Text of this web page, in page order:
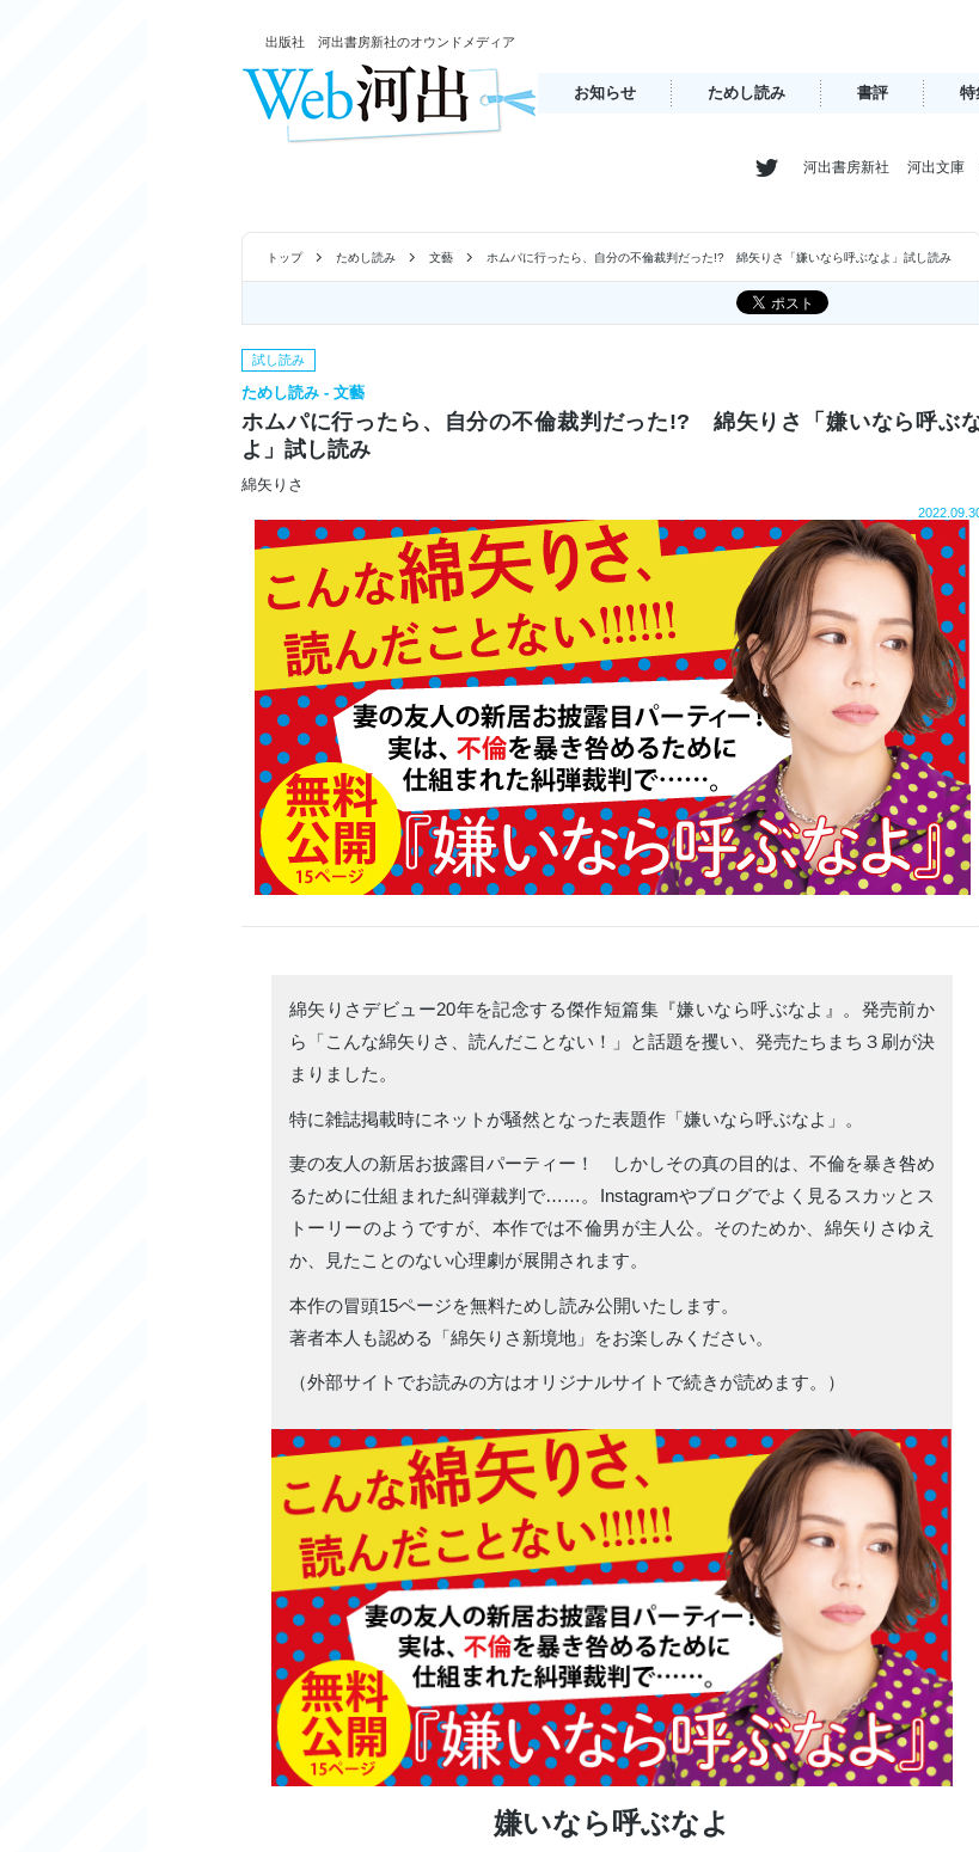
出版社 河出書房新社のオウンドメディア
お知らせ ためし読み 書評 特
河出書房新社 河出文庫
トップ ためし読み 文藝 ホムパに行ったら、自分の不倫裁判だった!? 綿矢りさ「嫌いなら呼ぶなよ」試し読み
試し読み
ためし読み - 文藝
ホムパに行ったら、自分の不倫裁判だった!? 綿矢りさ「嫌いなら呼ぶ
よ」試し読み
綿矢りさ
綿矢りさデビュー20年を記念する傑作短篇集『嫌いなら呼ぶなよ』。発売前か
ら「こんな綿矢りさ、読んだことない！」と話題を攫い、発売たちまち３刷が決
まりました。
特に雑誌掲載時にネットが騒然となった表題作「嫌いなら呼ぶなよ」。
妻の友人の新居お披露目パーティー！ しかしその真の目的は、不倫を暴き咎め
るために仕組まれた糾弾裁判で……。Instagramやブログでよく見るスカッとス
トーリーのようですが、本作では不倫男が主人公。そのためか、綿矢りさゆえ
か、見たことのない心理劇が展開されます。
本作の冒頭15ページを無料ためし読み公開いたします。
著者本人も認める「綿矢りさ新境地」をお楽しみください。
（外部サイトでお読みの方はオリジナルサイトで続きが読めます。）
嫌いなら呼ぶなよ